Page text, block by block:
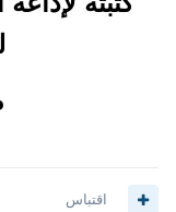
اقتباس